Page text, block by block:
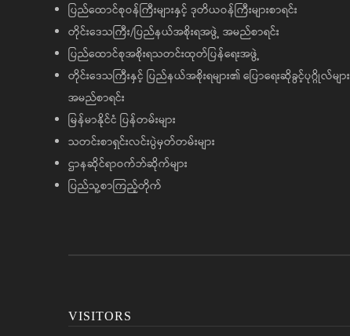
ပြည်ထောင်စုဝန်ကြီးများနှင့် ဒုတိယဝန်ကြီးများစာရင်း
တိုင်းဒေသကြီး/ပြည်နယ်အစိုးရအဖွဲ့ အမည်စာရင်း
ပြည်ထောင်စုအစိုးရသတင်းထုတ်ပြန်ရေးအဖွဲ့
တိုင်းဒေသကြီးနှင့် ပြည်နယ်အစိုးရများ၏ ပြောရေးဆိုခွင့်ပုဂ္ဂိုလ်များ
အမည်စာရင်း
မြန်မာနိုင်ငံ ပြန်တမ်းများ
သတင်းစာရှင်းလင်းပွဲမှတ်တမ်းများ
ဌာနဆိုင်ရာဝက်ဘ်ဆိုက်များ
ပြည်သူ့စာကြည့်တိုက်
VISITORS